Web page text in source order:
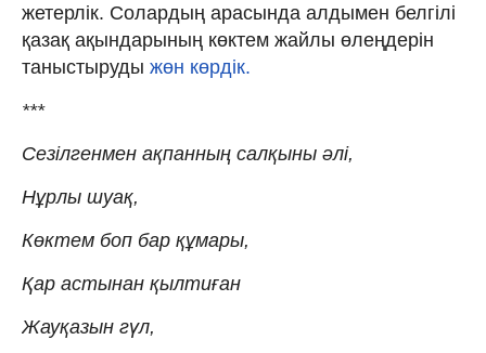
жетерлік. Солардың арасында алдымен белгілі
қазақ ақындарының көктем жайлы өлеңдерін
таныстыруды жөн көрдік.
***
Сезілгенмен ақпанның салқыны әлі,
Нұрлы шуақ,
Көктем боп бар құмары,
Қар астынан қылтиған
Жауқазын гүл,